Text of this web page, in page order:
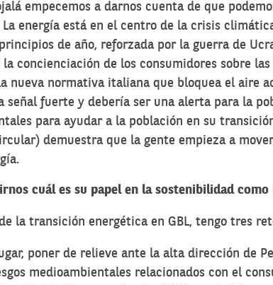
empecemos a darnos cuenta de que
energía está en el centro de la crisis
de año, reforzada por la guerra de
la concienciación de los consumidores sobre
nueva normativa italiana que bloquea el aire
señal fuerte y debería ser una alerta para la
para ayudar a la población en su
demuestra que la gente empieza a
cuál es su papel en la sostenibilidad
la transición energética en GBL, tengo tres
poner de relieve ante la alta dirección de
medioambientales relacionados con el